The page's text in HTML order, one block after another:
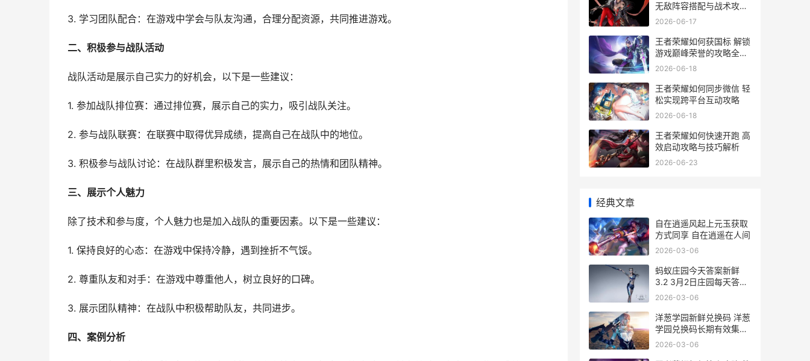
3. 学习团队配合：在游戏中学会与队友沟通，合理分配资源，共同推进游戏。
二、积极参与战队活动
战队活动是展示自己实力的好机会，以下是一些建议：
1. 参加战队排位赛：通过排位赛，展示自己的实力，吸引战队关注。
2. 参与战队联赛：在联赛中取得优异成绩，提高自己在战队中的地位。
3. 积极参与战队讨论：在战队群里积极发言，展示自己的热情和团队精神。
三、展示个人魅力
除了技术和参与度，个人魅力也是加入战队的重要因素。以下是一些建议：
1. 保持良好的心态：在游戏中保持冷静，遇到挫折不气馁。
2. 尊重队友和对手：在游戏中尊重他人，树立良好的口碑。
3. 展示团队精神：在战队中积极帮助队友，共同进步。
四、案例分析
无敌阵容搭配与战术攻略
全解析
2026-06-17
王者荣耀如何获国标 解锁
游戏巅峰荣誉的攻略全解
析
2026-06-18
王者荣耀如何同步微信 轻
松实现跨平台互动攻略
2026-06-18
王者荣耀如何快速开跑 高
效启动攻略与技巧解析
2026-06-23
经典文章
自在逍遥风起上元玉获取
方式同享 自在逍遥在人间
2026-03-06
蚂蚁庄园今天答案新鲜
3.2 3月2日庄园每天答题
答案 蚂蚁庄园今天答案
2026-03-06
洋葱学园新鲜兑换码 洋葱
学园兑换码长期有效集合
2026 洋葱学院洋葱币
2026-03-06